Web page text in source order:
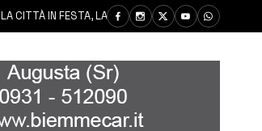
IN FESTA, LA COMUNITÀ SI AFFIDA ALLA